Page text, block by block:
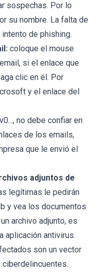
sospechas. Por lo
su nombre. La falta de
de phishing.
coloque el mouse
si el enlace que
clic en él. Por
y el enlace del
no debe confiar en
de los emails,
que le envió el
adjuntos de
legítimas le pedirán
y vea los documentos
archivo adjunto, es
aplicación antivirus.
son un vector